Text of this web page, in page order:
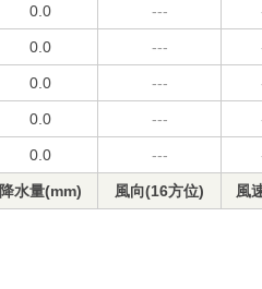
0.0 ---
0.0 ---
0.0 ---
0.0 ---
0.0 ---
降水量(mm) 風向(16方位) 風